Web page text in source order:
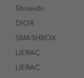
Shiseido
DIOR
SMASHBOX
LIERAC
LIERAC